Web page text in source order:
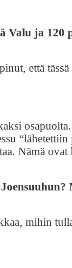
Valu ja 120
että
Nämä
mihin